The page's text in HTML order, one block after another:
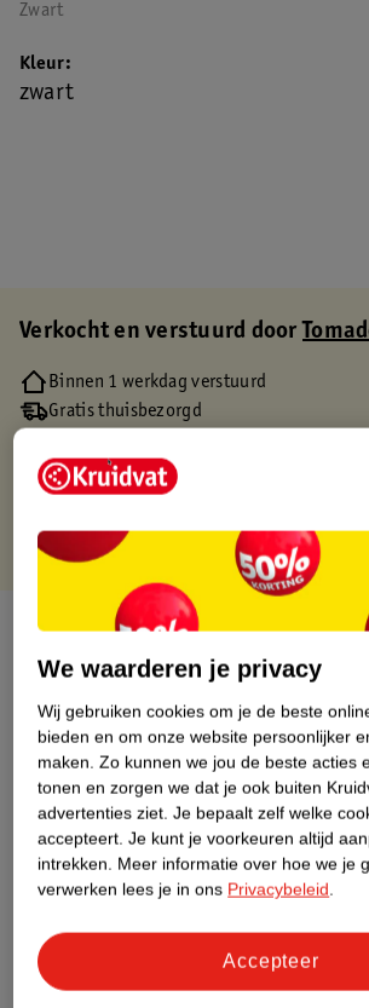
Zwart
Kleur
zwart
Verkocht en verstuurd door
Binnen 1 werkdag verstuurd
Gratis thuisbezorgd
Gratis punten met je Kruidvat kaart
Over dit product
Productinformatie
Etiketinformatie
Nature Impact Score
Dit product heeft (nog)
Impact Score.
We waarderen je privacy
Wij gebruiken cookies om je de beste
bieden en om onze website persoonlijker
maken. Zo kunnen we jou de beste acties
tonen en zorgen we dat je ook buiten
advertenties ziet. Je bepaalt zelf welke
accepteert. Je kunt je voorkeuren altijd
intrekken. Meer informatie over hoe we je
verwerken lees je in ons Privacybeleid.
Accepteer